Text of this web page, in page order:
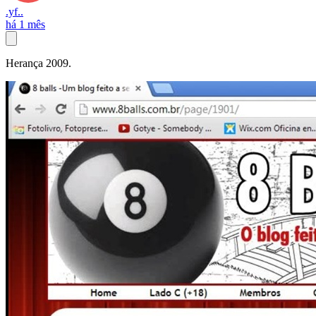
.yf..
há 1 mês
Herança 2009.